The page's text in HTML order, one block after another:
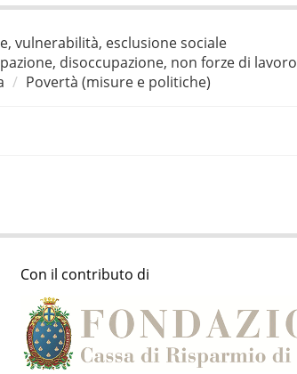
vulnerabilità, esclusione sociale
disoccupazione, non forze di lavoro
Povertà (misure e politiche)
Con il contributo di